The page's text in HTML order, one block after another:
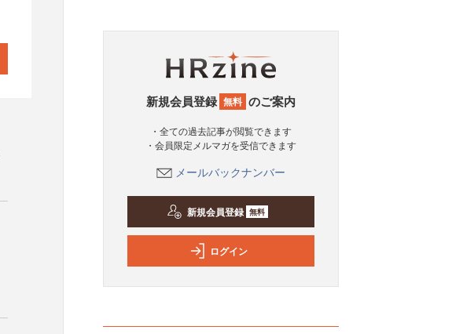
新規会員登録 無料 のご案内
・全ての過去記事が閲覧できます
・会員限定メルマガを受信できます
メールバックナンバー
新規会員登録 無料
ログイン